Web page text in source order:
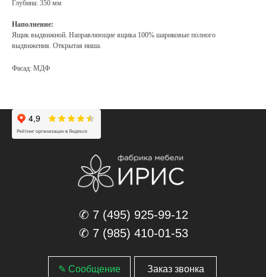
Глубина: 350 мм
Наполнение:
Ящик выдвижной. Направляющие ящика 100% шариковые полного
выдвижения. Открытая ниша.
Фасад: МДФ
✆ 7 (495) 925-99-12
✆ 7 (985) 410-01-53
✎ Сообщение Заказ звонка